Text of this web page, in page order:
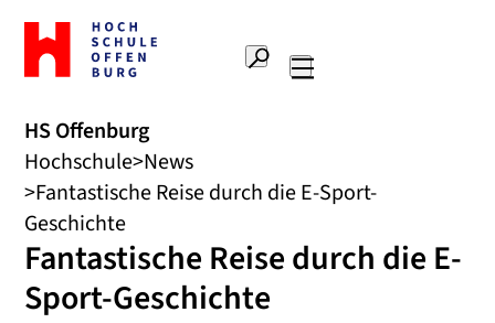
Zur
Startseite
Hochschule
Suche
HS Offenburg
Hochschule News
Fantastische Reise durch die E-Sport-
Geschichte
Fantastische Reise durch die E-
Sport-Geschichte